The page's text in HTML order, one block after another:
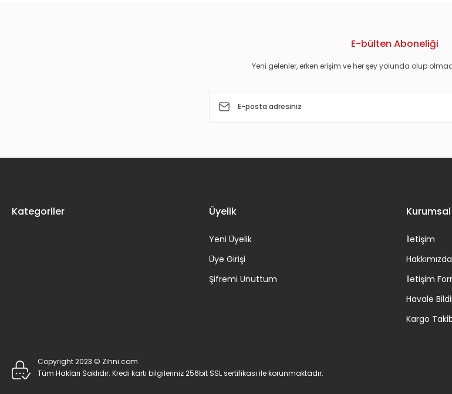
E-bülten Aboneliği
Yeni gelenler, erken erişim ve her şey yolunda olup
Kategoriler Üyelik
Yeni Üyelik
Üye Girişi
Şifremi Unuttum
Kurumsal
İletişim
Hakkımızda
İletişim
Havale
Kargo
Copyright 2023 © Zihni.com
Tüm Hakları Saklıdır. Kredi kartı bilgileriniz 256bit SSL sertifikası ile korunmaktadır.